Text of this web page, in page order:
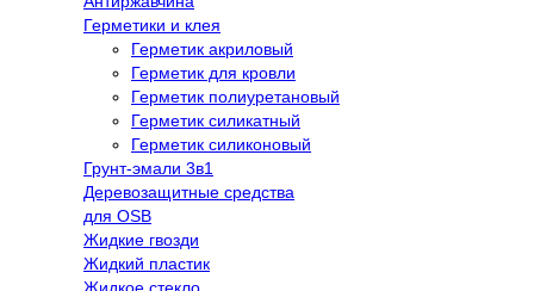
Герметики и клея
Герметик акриловый
Герметик для кровли
Герметик полиуретановый
Герметик силикатный
Герметик силиконовый
Грунт-эмали 3в1
Деревозащитные средства
для OSB
Жидкие гвозди
Жидкий пластик